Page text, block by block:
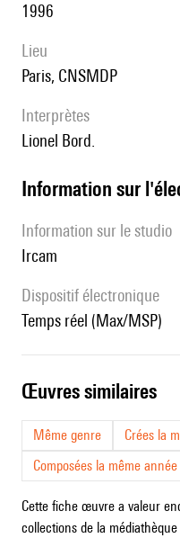
1996
lieu
Paris, CNSMDP
interprètes
Lionel Bord.
Information sur
Information sur le studio
Ircam
Dispositif électronique
temps réel (Max/MSP)
œuvres similaires
Même genre
Crées la
Composées la même année
Cette fiche œuvre a valeur
collections de la